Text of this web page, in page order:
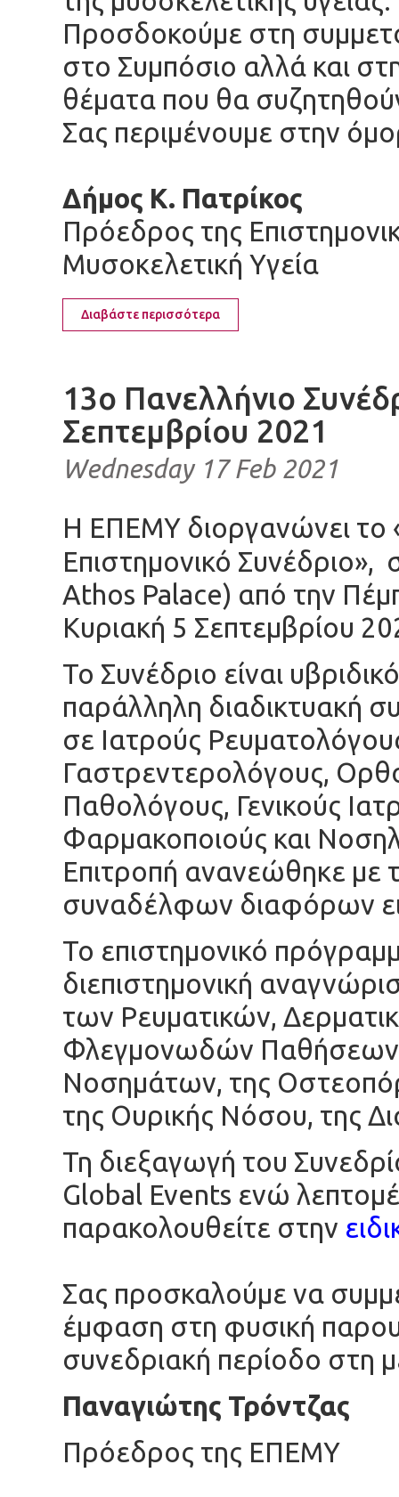
Προσδοκούμε στη
στο Συμπόσιο αλλά και
θέματα που θα
Σας περιμένουμε στην
Δήμος Κ. Πατρίκος
Πρόεδρος της
Μυσοκελετική Υγεία
Διαβάστε περισσότερα
13ο Πανελλήνιο
Σεπτεμβρίου 2021
Wednesday 17 Feb 2021
Η ΕΠΕΜΥ διοργανώνει το
Επιστημονικό Συνέδριο»,
Athos Palace) από την
Κυριακή 5 Σεπτεμβρίου
Το Συνέδριο είναι
παράλληλη διαδικτυακή
σε Ιατρούς
Γαστρεντερολόγους,
Παθολόγους, Γενικούς
Φαρμακοποιούς και
Επιτροπή ανανεώθηκε με
συναδέλφων διαφόρων
Το επιστημονικό
διεπιστημονική
των Ρευματικών,
Φλεγμονωδών
Νοσημάτων, της
της Ουρικής Νόσου, της
Τη διεξαγωγή του
Global Events ενώ
παρακολουθείτε στην
Σας προσκαλούμε να
έμφαση στη φυσική
συνεδριακή περίοδο στη
Παναγιώτης Τρόντζας
Πρόεδρος της ΕΠΕΜΥ